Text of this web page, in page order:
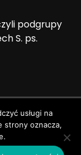
podgrupy
S. ps.
News
usługi na
strony oznacza,